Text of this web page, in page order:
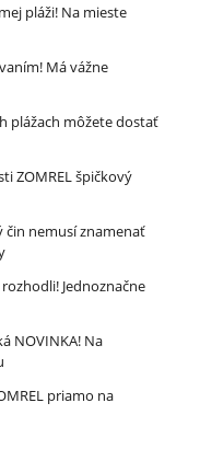
pláži! Na mieste
Má vážne
plážach môžete dostať
ZOMREL špičkový
čin nemusí znamenať
Jednoznačne
NOVINKA! Na
priamo na